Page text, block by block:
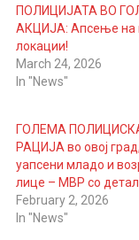
ПОЛИЦИЈАТА ВО
АКЦИЈА: Апсење на
локации!
March 24, 2026
In "News"
ГОЛЕМА
РАЦИЈА во овој град,
уапсени младо и
лице – МВР со
February 2, 2026
In "News"